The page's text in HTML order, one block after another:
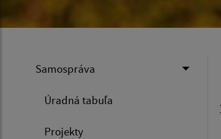
Samospráva
Úradná tabuľa
Projekty